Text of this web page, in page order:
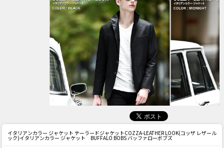
イタリアンカラー ジャケット テーラードジャケットCOZZA-LEATHER LOOK(コッザ レザール
ック)イタリアンカラー ジャケット BUFFALO BOBS バッファローボブズ